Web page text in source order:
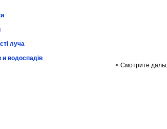
луча
и водоспадів
< Смотрите